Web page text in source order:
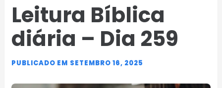
Leitura Bíblica
diária – Dia 259
PUBLICADO EM SETEMBRO 16, 2025